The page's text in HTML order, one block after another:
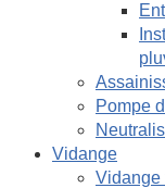
Pompe
Vidange
Vidange